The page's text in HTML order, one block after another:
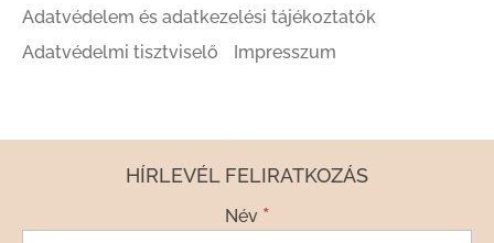
Adatvédelem és adatkezelési tájékoztatók
Adatvédelmi tisztviselő
Impresszum
HÍRLEVÉL FELIRATKOZÁS
Név *